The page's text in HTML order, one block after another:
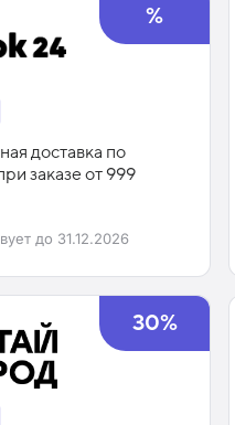
%
доставка по
заказе от 999
до 31.12.2026
30%